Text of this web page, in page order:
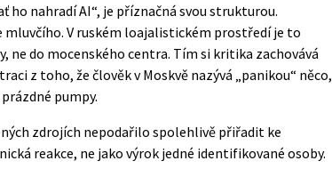
ho nahradí AI“, je příznačná svou strukturou.
V ruském loajalistickém prostředí je to
ne do mocenského centra. Tím si kritika zachovává
z toho, že člověk v Moskvě nazývá „panikou“ něco,
pumpy.
zdrojích nepodařilo spolehlivě přiřadit ke
reakce, ne jako výrok jedné identifikované osoby.